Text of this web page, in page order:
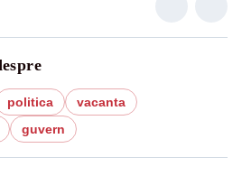
politica
vacanta
guvern